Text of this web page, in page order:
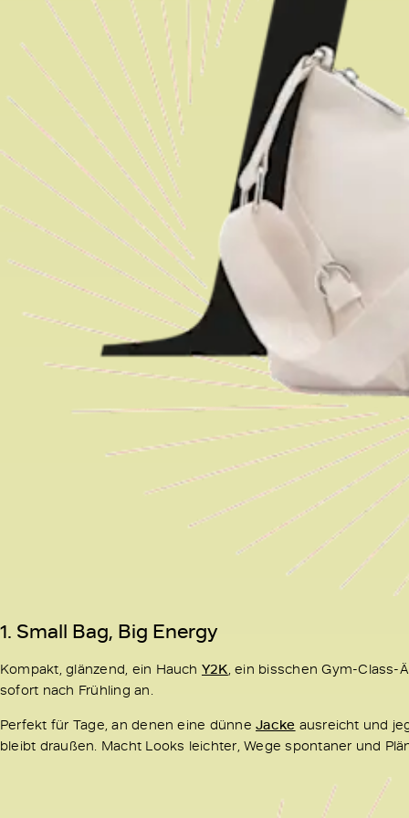
1. Small Bag, Big Energy
Kompakt, glänzend, ein Hauch Y2K, ein bisschen Gym-Class-
sofort nach Frühling an.
Perfekt für Tage, an denen eine dünneJacke ausreicht und
bleibt draußen. Macht Looks leichter, Wege spontaner und